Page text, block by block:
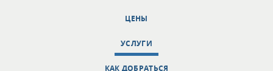
ЦЕНЫ
УСЛУГИ
КАК ДОБРАТЬСЯ